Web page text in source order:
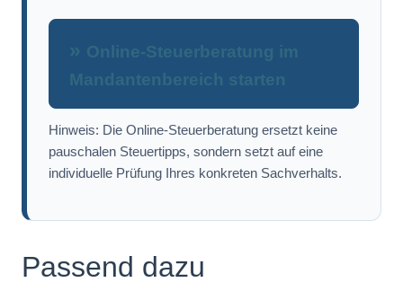
Online-Steuerberatung im
Mandantenbereich starten
Hinweis: Die Online-Steuerberatung ersetzt keine
pauschalen Steuertipps, sondern setzt auf eine
individuelle Prüfung Ihres konkreten Sachverhalts.
Passend dazu